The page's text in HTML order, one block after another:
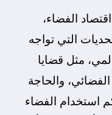
الفضاء،
التي تواجه
مثل قضايا
الفضائي، والحاجة
استخدام الفضاء